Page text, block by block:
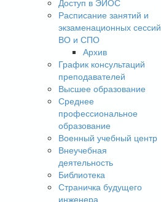
Доступ в ЭИОС
Расписание занятий и
экзаменационных сессий
ВО и СПО
Архив
График консультаций
преподавателей
Высшее образование
Среднее
профессиональное
образование
Военный учебный центр
Внеучебная
деятельность
Библиотека
Страничка будущего
инженера